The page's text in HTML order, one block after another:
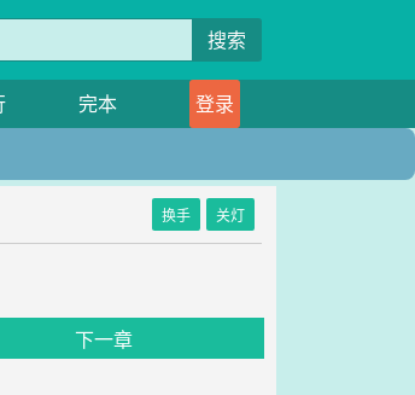
搜索
完本
登录
换手 关灯
下一章